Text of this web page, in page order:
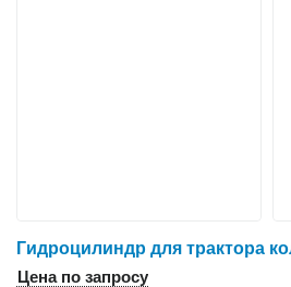
Цена по запросу